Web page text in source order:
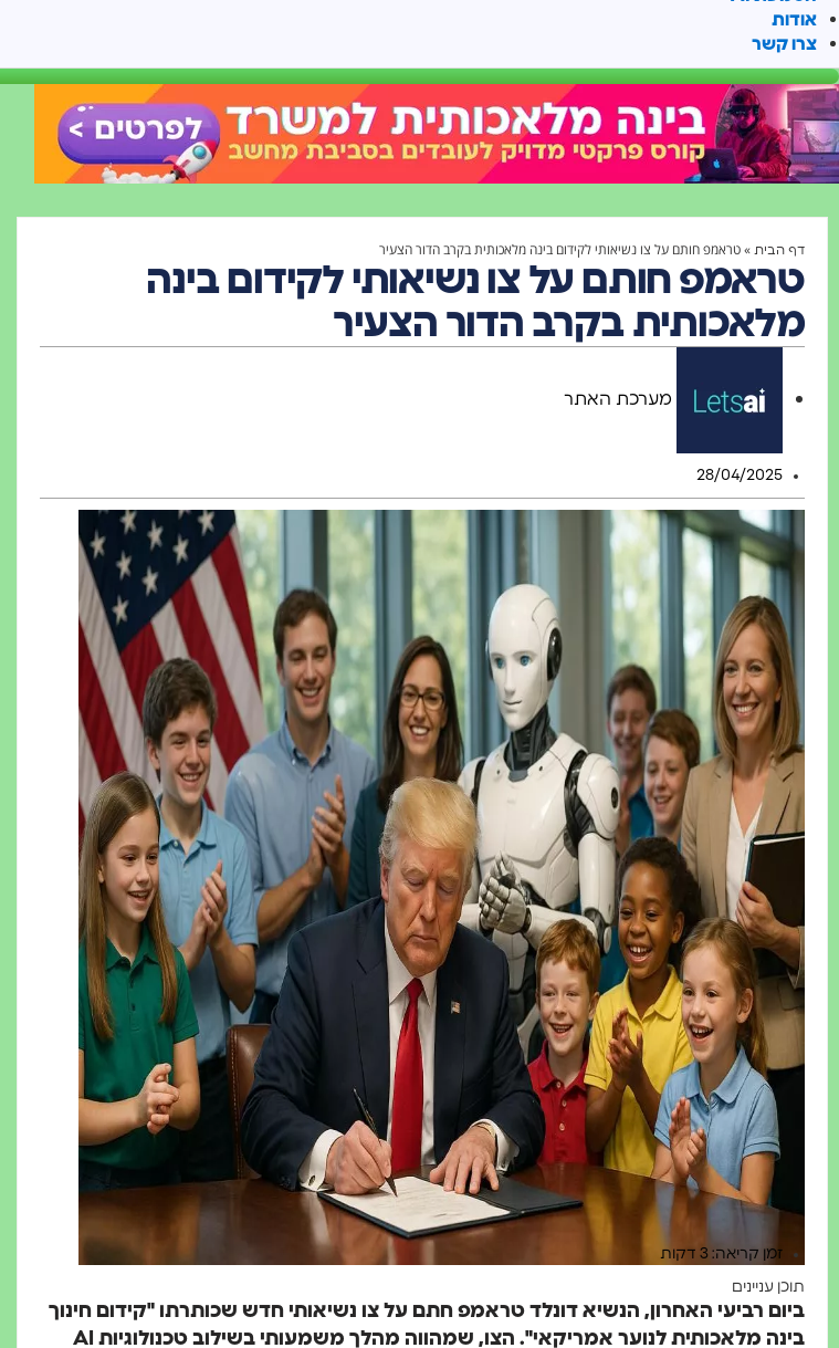
אודות
צרו קשר
דף הבית »טראמפ חותם על צו נשיאותי לקידום בינה מלאכותית בקרב הדור הצעיר
טראמפ חותם על צו נשיאותי לקידום בינה
מלאכותית בקרב הדור הצעיר
מערכת האתר
28/04/2025
זמן קריאה: 3 דקות
תוכן עניינים
ביום רביעי האחרון, הנשיא דונלד טראמפ חתם על צו נשיאותי חדש שכותרתו "קידום חינוך
בינה מלאכותית לנוער אמריקאי". הצו, שמהווה מהלך משמעותי בשילוב טכנולוגיות AI